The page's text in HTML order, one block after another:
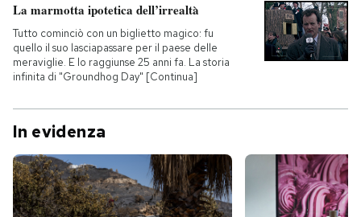
La marmotta ipotetica dell’irrealtà
Tutto cominciò con un biglietto magico: fu
quello il suo lasciapassare per il paese delle
meraviglie. E lo raggiunse 25 anni fa. La storia
infinita di "Groundhog Day" [Continua]
In evidenza